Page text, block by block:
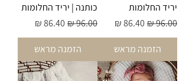
יריד החלומות
מחיר רגילמחיר מבצע
הזמנה מראש
כותנה | יריד החלומות
מחיר רגילמחיר מבצע
הזמנה מראש